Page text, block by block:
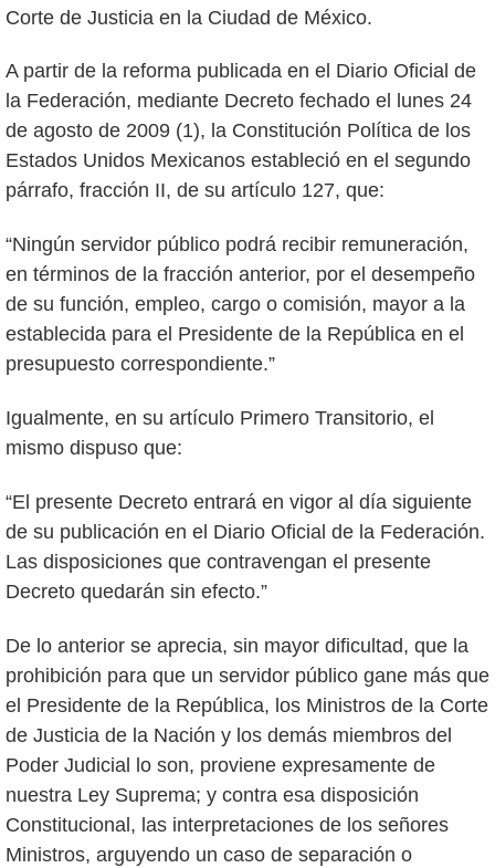
Corte de Justicia en la Ciudad de México.
A partir de la reforma publicada en el Diario Oficial de
la Federación, mediante Decreto fechado el lunes 24
de agosto de 2009 (1), la Constitución Política de los
Estados Unidos Mexicanos estableció en el segundo
párrafo, fracción II, de su artículo 127, que:
“Ningún servidor público podrá recibir remuneración,
en términos de la fracción anterior, por el desempeño
de su función, empleo, cargo o comisión, mayor a la
establecida para el Presidente de la República en el
presupuesto correspondiente.”
Igualmente, en su artículo Primero Transitorio, el
mismo dispuso que:
“El presente Decreto entrará en vigor al día siguiente
de su publicación en el Diario Oficial de la Federación.
Las disposiciones que contravengan el presente
Decreto quedarán sin efecto.”
De lo anterior se aprecia, sin mayor dificultad, que la
prohibición para que un servidor público gane más que
el Presidente de la República, los Ministros de la Corte
de Justicia de la Nación y los demás miembros del
Poder Judicial lo son, proviene expresamente de
nuestra Ley Suprema; y contra esa disposición
Constitucional, las interpretaciones de los señores
Ministros, arguyendo un caso de separación o